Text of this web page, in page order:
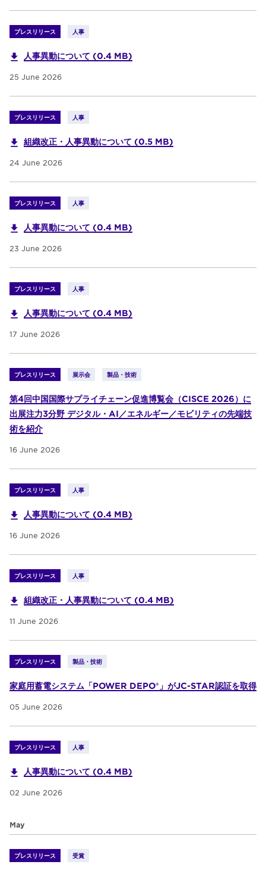
プレスリリース 人事
人事異動について (0.4 MB)
25 June 2026
プレスリリース 人事
組織改正・人事異動について (0.5 MB)
24 June 2026
プレスリリース 人事
人事異動について (0.4 MB)
23 June 2026
プレスリリース 人事
人事異動について (0.4 MB)
17 June 2026
プレスリリース 展示会 製品・技術
第4回中国国際サプライチェーン促進博覧会（CISCE 2026）に
出展注力3分野 デジタル・AI／エネルギー／モビリティの先端技
術を紹介
16 June 2026
プレスリリース 人事
人事異動について (0.4 MB)
16 June 2026
プレスリリース 人事
組織改正・人事異動について (0.4 MB)
11 June 2026
プレスリリース 製品・技術
家庭用蓄電システム「POWER DEPO®」がJC-STAR認証を取得
05 June 2026
プレスリリース 人事
人事異動について (0.4 MB)
02 June 2026
May
プレスリリース 受賞